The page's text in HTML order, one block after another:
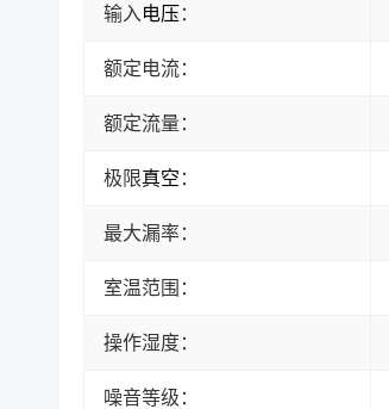
输入 电压 ：
额定电流：
额定流量：
极限真空 ：
最大漏率：
室温范围：
操作湿度：
噪音等级：